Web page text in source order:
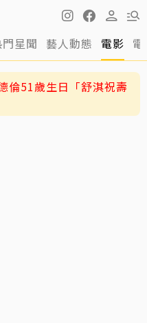
門星聞 藝人動態 電影
倫51歲生日「舒淇祝壽